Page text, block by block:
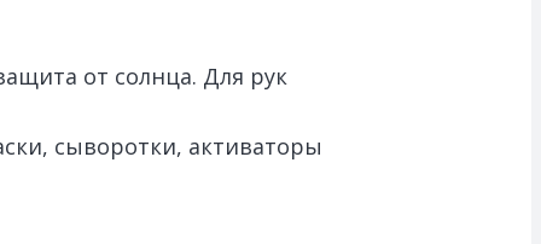
от солнца. Для рук
сыворотки, активаторы